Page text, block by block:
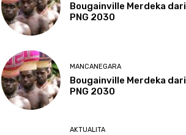
Bougainville Merdeka dari
PNG 2030
MANCANEGARA
Bougainville Merdeka dari
PNG 2030
AKTUALITA